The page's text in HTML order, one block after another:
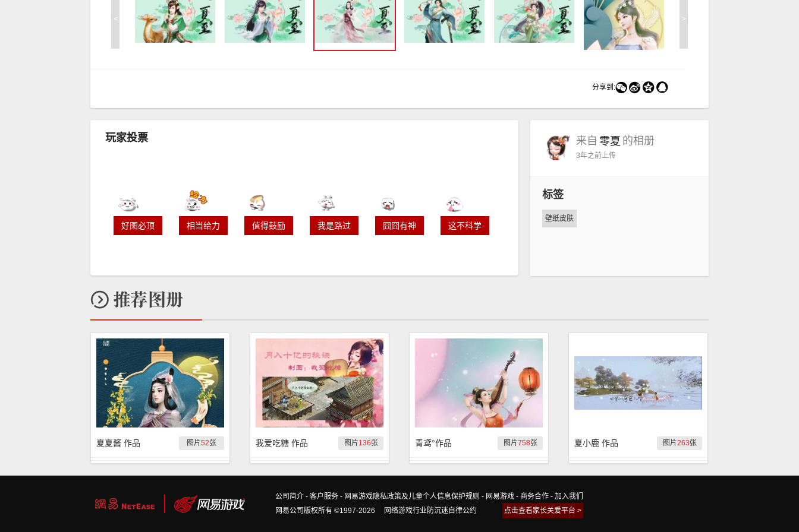
< >
分享到: 
玩家投票
好图必顶 相当给力 值得鼓励 我是路过 囧囧有神 这不科学
来自 零夏 的相册
3年之前上传
标签
壁纸皮肤
图片52张
夏夏酱 作品 图片136张
我爱吃糖 作品 图片758张
青鸢°作品 图片263张
夏小鹿 作品
公司简介 - 客户服务 - 网易游戏隐私政策及儿童个人信息保护规则 - 网易游戏 - 商务合作 - 加入我们
网易公司版权所有 ©1997-2026
点击查看家长关爱平台 >
网络游戏行业防沉迷自律公约